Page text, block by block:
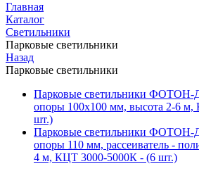
Главная
Каталог
Светильники
Парковые светильники
Назад
Парковые светильники
Парковые светильники
опоры 100х100 мм, высота 2-6
шт.)
Парковые светильники
опоры 110 мм, рассеиватель -
4 м, КЦТ 3000-5000К - (6 шт.)